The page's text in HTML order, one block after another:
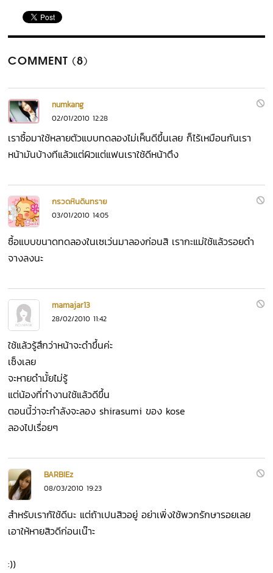
COMMENT (8)
numkang
02/01/2010 12:28
เราซื้อมาใช้หลายตัวแบบทดลองไม่เห็นดีขึ้นเลย ก็ไร้เหมือนกันเรา
หน้ามันบ้างทีแล้วแต่ผิวแต่แฟนเราใช้ดีหน้าตึง
กรวดหินดินทราย
03/01/2010 14:05
ซื้อแบบขนาดทดลองในเซเว่นมาลองก่อนสิ เรากะแม่ใช้แล้วรอยดำ
จางลงนะ
mamajar13
28/02/2010 11:42
ใช้แล้วรู้สึกว่าหน้าจะดำขึ้นค่ะ
เซ็งเลย
จะหายดำมั้ยไม่รู้
แต่น้องที่ทำงานใช้แล้วดีขึ้น
ตอนนี้ว่าจะกำลังจะลอง shirasumi ของ kose
ลองไปเรื่อยๆ
BARBIEz
08/03/2010 19:23
สำหรับเราก้ใช้ดีนะ แต่ถ้าเปนสิวอยู่ อย่าเพิ่งใช้พวกรักษารอยเลย
เอาให้หายสิวดีก่อนเน๊าะ
:))